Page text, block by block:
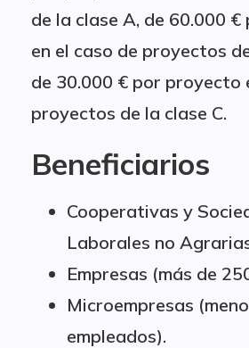
de la clase A, de 60.000
en el caso de proyectos
de 30.000 € por proyecto
proyectos de la clase C.
Beneficiarios
Cooperativas y
Laborales no
Empresas (más de
Microempresas
empleados).